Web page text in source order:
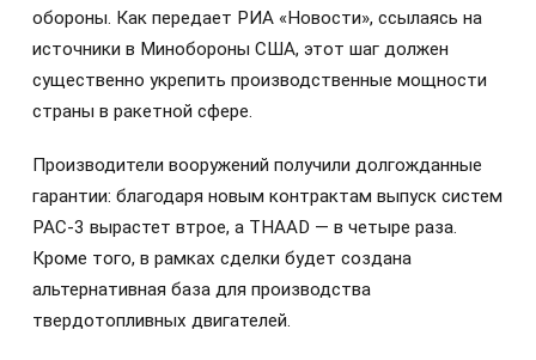
обороны. Как передает РИА «Новости», ссылаясь на
источники в Минобороны США, этот шаг должен
существенно укрепить производственные мощности
страны в ракетной сфере.
Производители вооружений получили долгожданные
гарантии: благодаря новым контрактам выпуск систем
PAC-3 вырастет втрое, а THAAD — в четыре раза.
Кроме того, в рамках сделки будет создана
альтернативная база для производства
твердотопливных двигателей.